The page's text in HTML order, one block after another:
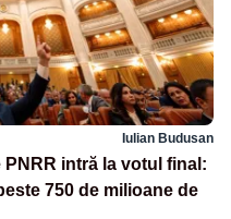
Iulian Budusan
intră la votul final:
750 de milioane de